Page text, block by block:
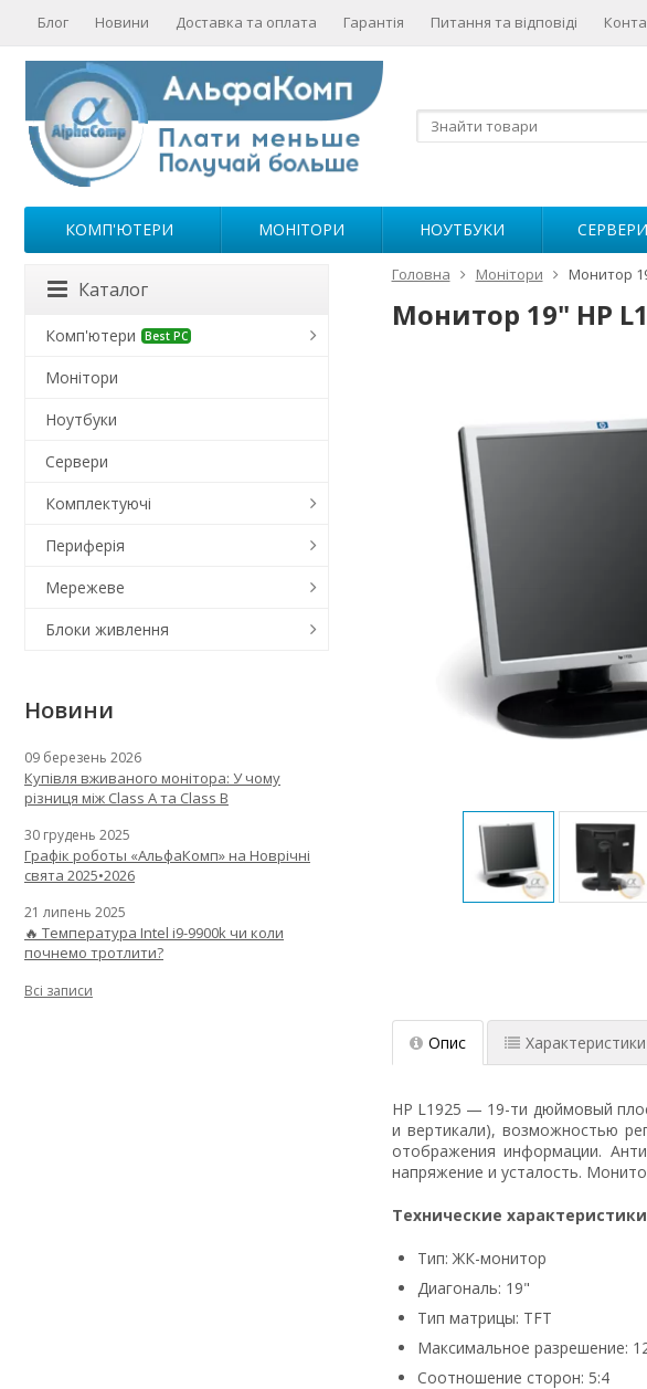
Блог Новини Доставка та оплата Гарантія Питання та відповіді
КОМП'ЮТЕРИ МОНІТОРИ НОУТБУКИ СЕРВЕРИ
Головна Монітори Монитор
Монитор 19" HP
Опис Характеристики
HP L1925 — 19-ти дюймовый
и вертикали), возможностью
отображeния информации.
напряжeниe и усталость.
Технические
Тип: ЖК-монитор
Диагональ: 19"
Тип матрицы: TFT
Максимальное разрешение:
Соотношение сторон: 5:4
Каталог
Комп'ютери Best PC
Монітори
Ноутбуки
Сервери
Комплектуючі
Периферія
Мережеве
Блоки живлення
Новини
09 березень 2026
Купівля вживаного монітора: У чому
різниця між Class A та Class B
30 грудень 2025
Графік роботы «АльфаКомп» на Новрічні
свята 2025•2026
21 липень 2025
🔥 Температура Intel i9-9900k чи коли
почнемо тротлити?
Всі записи